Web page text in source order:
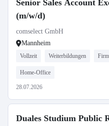
Senior Sales Account
(m/w/d)
comselect GmbH
Mannheim
Vollzeit Weiterbildungen
Home-Office
28.07.2026
Duales Studium Public